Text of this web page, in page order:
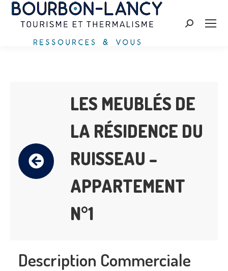
Search:
LES MEUBLÉS DE
LA RÉSIDENCE DU
RUISSEAU –
APPARTEMENT
N°1
Description Commerciale